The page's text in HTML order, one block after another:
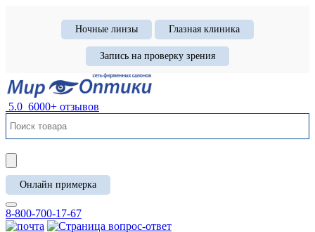
Ночные линзы Глазная клиника
Запись на проверку зрения
5.0 6000+ отзывов
Онлайн примерка
8-800-700-17-67